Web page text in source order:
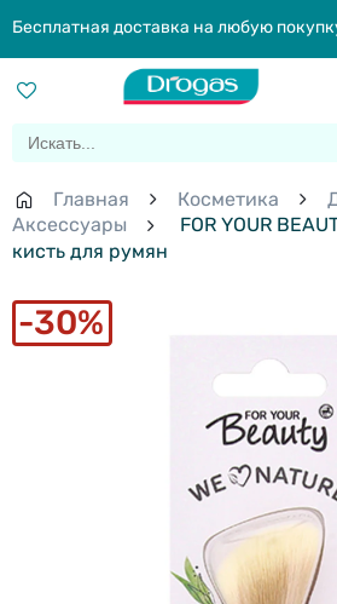
Бесплатная доставка на любую
Главная Косметика
Aксессуары
FOR YOUR
кисть для румян
30%